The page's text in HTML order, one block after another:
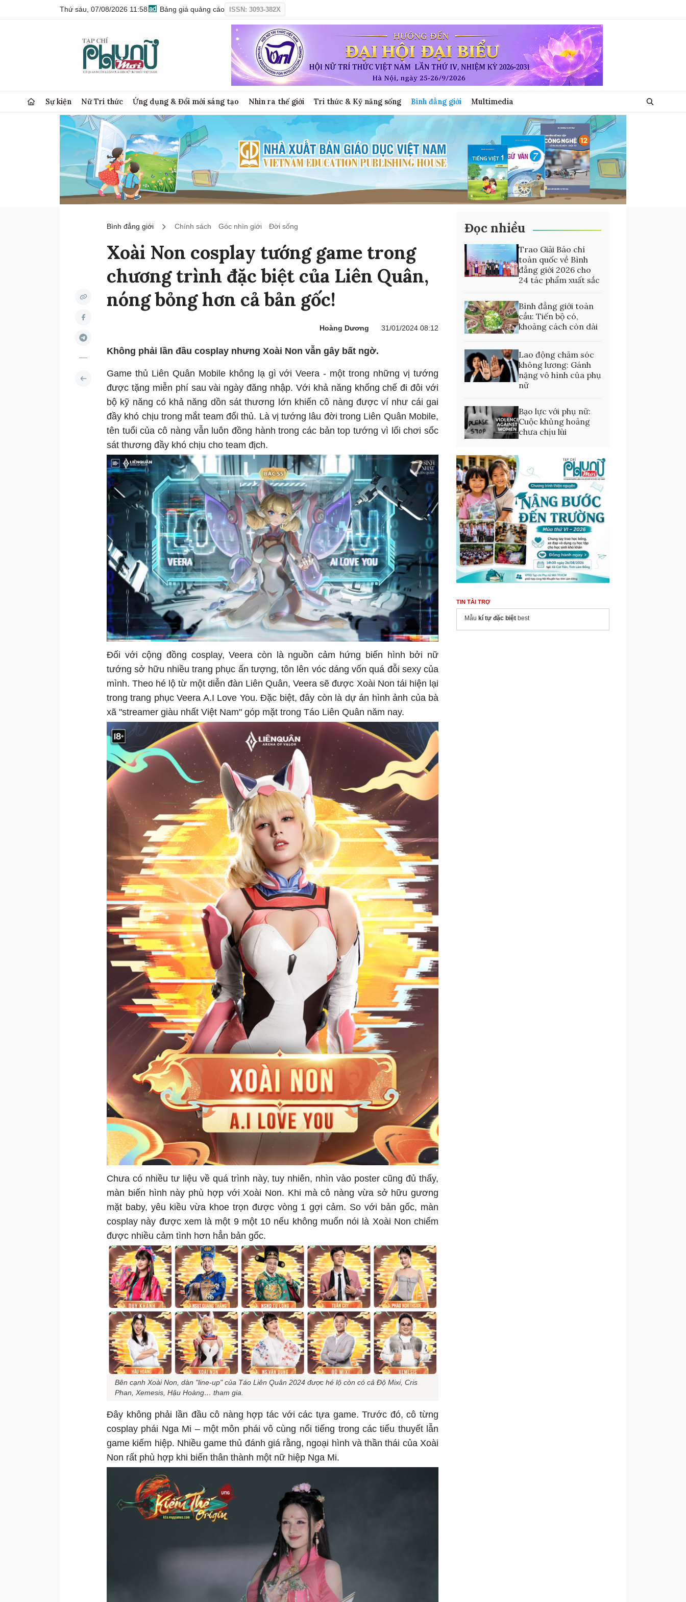
Thứ sáu, 07/08/2026 11:58 Bảng giá quảng cáo ISSN: 3093-382X
Sự kiện Nữ Trí thức Ứng dụng & Đổi mới sáng tạo Nhìn ra thế giới Tri thức & Kỹ năng sống Bình đẳng giới Multimedia
Bình đẳng giới Chính sách Góc nhìn giới Đời sống
Xoài Non cosplay tướng game trong
chương trình đặc biệt của Liên Quân,
nóng bỏng hơn cả bản gốc!
Hoàng Dương 31/01/2024 08:12
Không phải lần đầu cosplay nhưng Xoài Non vẫn gây bất ngờ.
Game thủ Liên Quân Mobile không lạ gì với Veera - một trong những vị tướng
được tặng miễn phí sau vài ngày đăng nhập. Với khả năng khống chế đi đôi với
bộ kỹ năng có khả năng dồn sát thương lớn khiến cô nàng được ví như cái gai
đầy khó chịu trong mắt team đối thủ. Là vị tướng lâu đời trong Liên Quân Mobile,
tên tuổi của cô nàng vẫn luôn đồng hành trong các bản top tướng vì lối chơi sốc
sát thương đầy khó chịu cho team địch.
Đối với cộng đồng cosplay, Veera còn là nguồn cảm hứng biến hình bởi nữ
tướng sở hữu nhiều trang phục ấn tượng, tôn lên vóc dáng vốn quá đỗi sexy của
mình. Theo hé lộ từ một diễn đàn Liên Quân, Veera sẽ được Xoài Non tái hiện lại
trong trang phục Veera A.I Love You. Đặc biệt, đây còn là dự án hình ảnh của bà
xã "streamer giàu nhất Việt Nam" góp mặt trong Táo Liên Quân năm nay.
Chưa có nhiều tư liệu về quá trình này, tuy nhiên, nhìn vào poster cũng đủ thấy,
màn biến hình này phù hợp với Xoài Non. Khi mà cô nàng vừa sở hữu gương
mặt baby, yêu kiều vừa khoe trọn được vòng 1 gợi cảm. So với bản gốc, màn
cosplay này được xem là một 9 một 10 nếu không muốn nói là Xoài Non chiếm
được nhiều cảm tình hơn hẳn bản gốc.
Bên cạnh Xoài Non, dàn "line-up" của Táo Liên Quân 2024 được hé lộ còn có cả Độ Mixi, Cris
Phan, Xemesis, Hậu Hoàng… tham gia.
Đây không phải lần đầu cô nàng hợp tác với các tựa game. Trước đó, cô từng
cosplay phái Nga Mi – một môn phái vô cùng nổi tiếng trong các tiểu thuyết lẫn
game kiếm hiệp. Nhiều game thủ đánh giá rằng, ngoại hình và thần thái của Xoài
Non rất phù hợp khi biến thân thành một nữ hiệp Nga Mi.
Đọc nhiều
Trao Giải Báo chí
toàn quốc về Bình
đẳng giới 2026 cho
24 tác phẩm xuất sắc
Bình đẳng giới toàn
cầu: Tiến bộ có,
khoảng cách còn dài
Lao động chăm sóc
không lương: Gánh
nặng vô hình của phụ
nữ
Bạo lực với phụ nữ:
Cuộc khủng hoảng
chưa chịu lùi
TIN TÀI TRỢ
Mẫu kí tự đặc biệt best